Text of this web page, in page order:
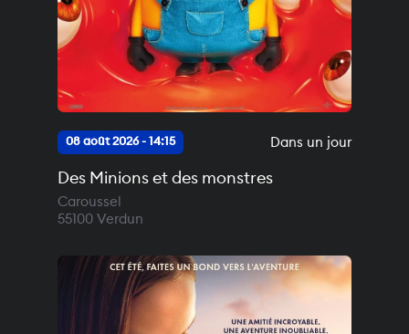
08 août 2026 - 14:15 Dans un jour
Des Minions et des monstres
Caroussel
55100 Verdun